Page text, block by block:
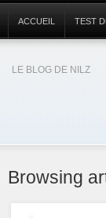
LE BLOG DE NILZ
ACCUEIL TEST
Browsing